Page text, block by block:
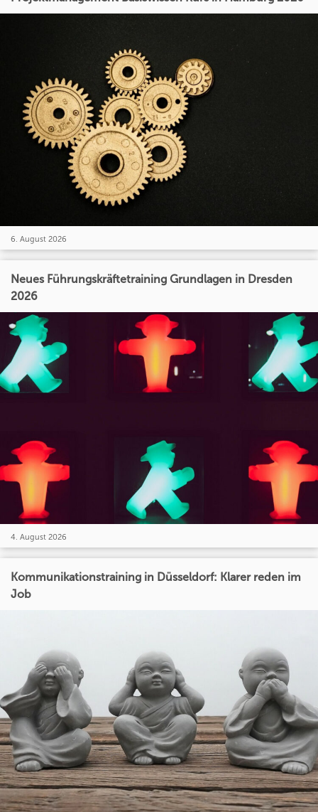
6. August 2026
Neues Führungskräftetraining Grundlagen in Dresden
2026
4. August 2026
Kommunikationstraining in Düsseldorf: Klarer reden im
Job